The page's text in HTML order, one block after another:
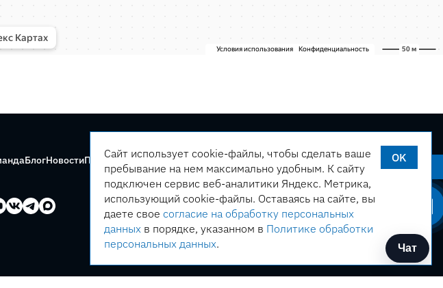
Оставить заявку
БлогНовостиПравила сервиса
Сайт использует cookie-файлы, чтобы сделать ваше
пребывание на нем максимально удобным. К cайту
подключен сервис веб-аналитики Яндекс. Метрика,
использующий cookie-файлы. Оставаясь на сайте, вы
даете свое согласие на обработку персональных
данных в порядке, указанном в Политике обработки
персональных данных.
OK
Чат